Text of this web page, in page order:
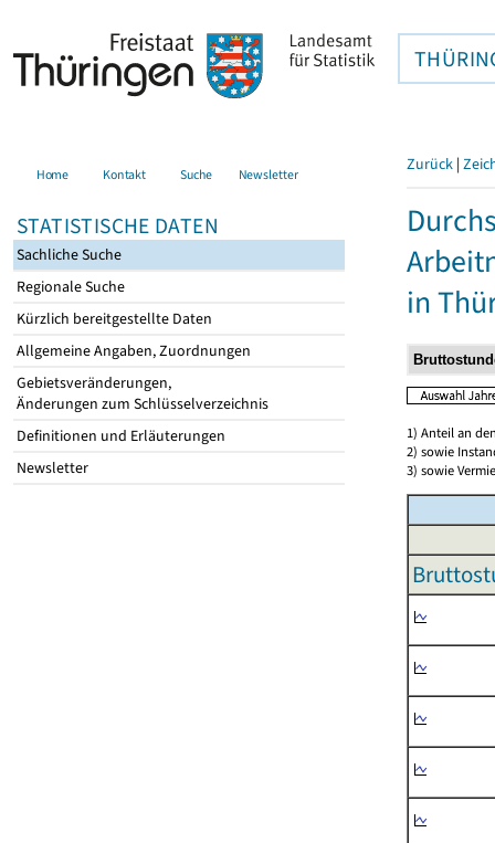
Home Kontakt Suche Newsletter
STATISTISCHE DATEN
Sachliche Suche
Regionale Suche
Kürzlich bereitgestellte Daten
Allgemeine Angaben, Zuordnungen
Gebietsveränderungen,
Änderungen zum Schlüsselverzeichnis
Definitionen und Erläuterungen
Newsletter
Zurück |
in
1) Anteil an
2) sowie
3) sowie